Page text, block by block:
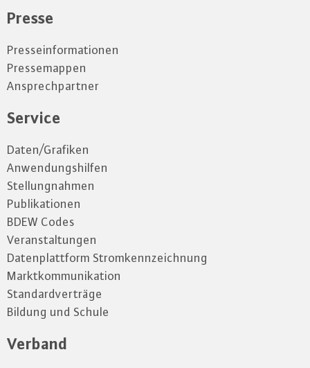
Presse
Presseinformationen
Pressemappen
Ansprechpartner
Service
Daten/Grafiken
Anwendungshilfen
Stellungnahmen
Publikationen
BDEW Codes
Veranstaltungen
Datenplattform Stromkennzeichnung
Marktkommunikation
Standardverträge
Bildung und Schule
Verband